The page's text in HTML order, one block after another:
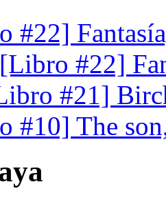
#22]
[Libro #22]
#21]
#10] The